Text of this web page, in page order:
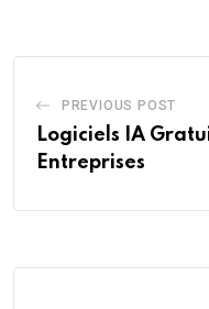
PREVIOUS POST
Logiciels IA
Entreprises